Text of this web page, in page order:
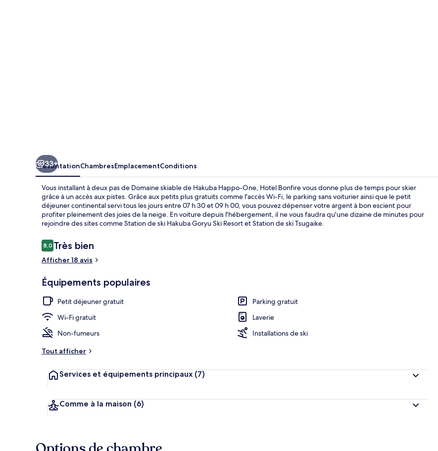
Extérieur
33+
PrésentationChambresEmplacementConditions
Vous installant à deux pas de Domaine skiable de Hakuba Happo-One, Hotel Bonfire vous donne plus de temps pour skier
grâce à un accès aux pistes. Grâce aux petits plus gratuits comme l'accès Wi-Fi, le parking sans voiturier ainsi que le petit
déjeuner continental servi tous les jours entre 07 h 30 et 09 h 00, vous pouvez dépenser votre argent à bon escient pour
profiter pleinement des joies de la neige. En voiture depuis l'hébergement, il ne vous faudra qu'une dizaine de minutes pour
rejoindre des sites comme Station de ski Hakuba Goryu Ski Resort et Station de ski Tsugaike.
Avis
voyageurs
8,08,0 sur 10
Très bien
Afficher 18 avis
Équipements populaires
Petit déjeuner gratuit
Parking gratuit
Wi-Fi gratuit
Laverie
Non-fumeurs
Installations de ski
Tout afficher
Services et équipements principaux (7)
Comme à la maison (6)